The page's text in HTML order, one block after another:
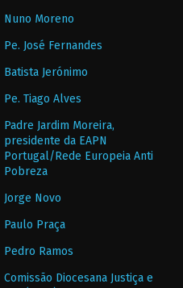
Nuno Moreno
Pe. José Fernandes
Batista Jerónimo
Pe. Tiago Alves
Padre Jardim Moreira,
presidente da EAPN
Portugal/Rede Europeia Anti
Pobreza
Jorge Novo
Paulo Praça
Pedro Ramos
Comissão Diocesana Justiça e